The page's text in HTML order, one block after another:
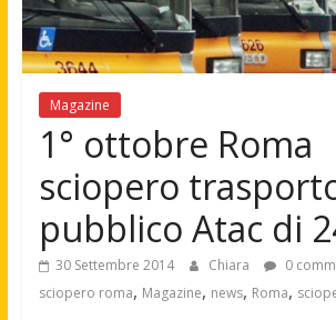
Magazine
1° ottobre Roma
sciopero
pubblico Atac di
30 Settembre 2014 Chiara 0
sciopero roma, Magazine, news, Roma,